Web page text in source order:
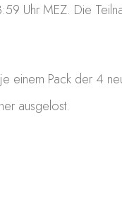
Uhr MEZ. Die
einem Pack der 4
ausgelost.